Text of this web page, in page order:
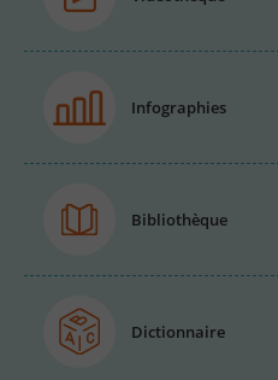
Infographies
Bibliothèque
Dictionnaire